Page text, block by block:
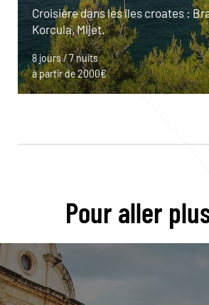
Croisière dans les îles croates :
Korcula, Mljet.
8 jours / 7 nuits
à partir de 2000€
Pour aller